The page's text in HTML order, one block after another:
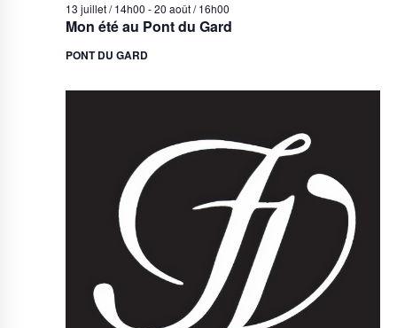
Mon été au Pont du Gard
13 juillet / 14h00 -20 août / 16h00
PONT DU GARD